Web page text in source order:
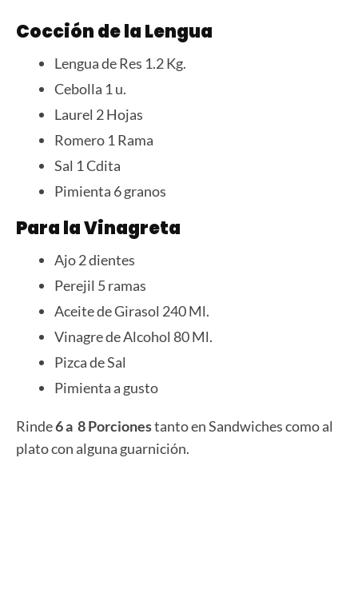
Cocción de la Lengua
Lengua de Res 1.2 Kg.
Cebolla 1 u.
Laurel 2 Hojas
Romero 1 Rama
Sal 1 Cdita
Pimienta 6 granos
Para la Vinagreta
Ajo 2 dientes
Perejil 5 ramas
Aceite de Girasol 240 Ml.
Vinagre de Alcohol 80 Ml.
Pizca de Sal
Pimienta a gusto
Rinde6 a 8 Porcionestanto en Sandwiches como al
plato con alguna guarnición.